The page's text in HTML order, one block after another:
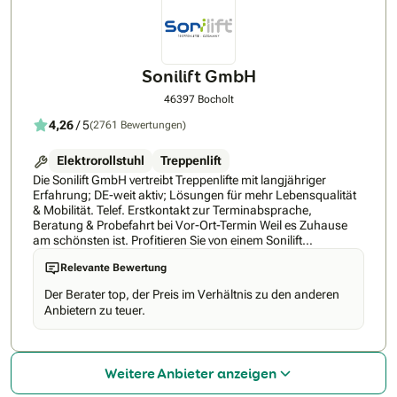
Montage freigegeben wird, erhalten Sie von uns einen Anruf
zur Terminabsprache. Wir von Rehabitat versprechen Ihnen
Informieren Sie sich auf unserer Website oder rufen Sie uns
sofort an. Unsere kompetenten Mitarbeiter vereinbaren mit
Ihnen direkt einen kostenlosen Beratungstermin bei Ihnen vor
Sonilift GmbH
46397 Bocholt
4,26/ 5(2761 Bewertungen)
Elektrorollstuhl
Treppenlift
Die Sonilift GmbH vertreibt Treppenlifte mit langjähriger
Erfahrung; DE-weit aktiv; Lösungen für mehr Lebensqualität
& Mobilität. Telef. Erstkontakt zur Terminabsprache,
Beratung & Probefahrt bei Vor-Ort-Termin Weil es Zuhause
am schönsten ist. Profitieren Sie von einem Sonilift
Treppenlift, damit auch Ihr Zuhause Ihr Zuhause bleibt.
Exzellenter Service & umfassende Beratung - Ihr Partner für
Ihren Treppenlift - alles aus einer Hand! Auch nach
langjähriger Erfahrung im Mobilitätsbereich möchten wir
unseren Service stetig für Sie weiterentwickeln und
verbessern. Bei allem, was wir tun, stehen Sie als Nutzer
einer kleinen Veränderung, um weiterhin selbstbestimmend
zu leben. Diese Veränderung nennt sich einfach: Treppenlift.
Relevante Bewertung
Der Berater top, der Preis im Verhältnis zu den anderen
Anbietern zu teuer.
Weitere Anbieter anzeigen